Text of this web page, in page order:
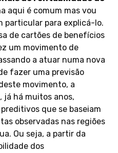
aqui é comum mas vou
particular para explicá-lo.
de cartões de benefícios
um movimento de
a atuar numa nova
fazer uma previsão
movimento, a
já há muitos anos,
que se baseiam
observadas nas regiões
Ou seja, a partir da
dos